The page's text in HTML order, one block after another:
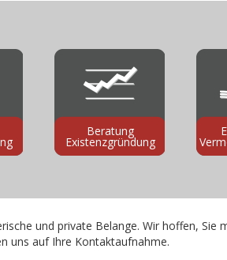
Beratung
Existenzgründung
und private Belange. Wir hoffen, Sie
uns auf Ihre Kontaktaufnahme.